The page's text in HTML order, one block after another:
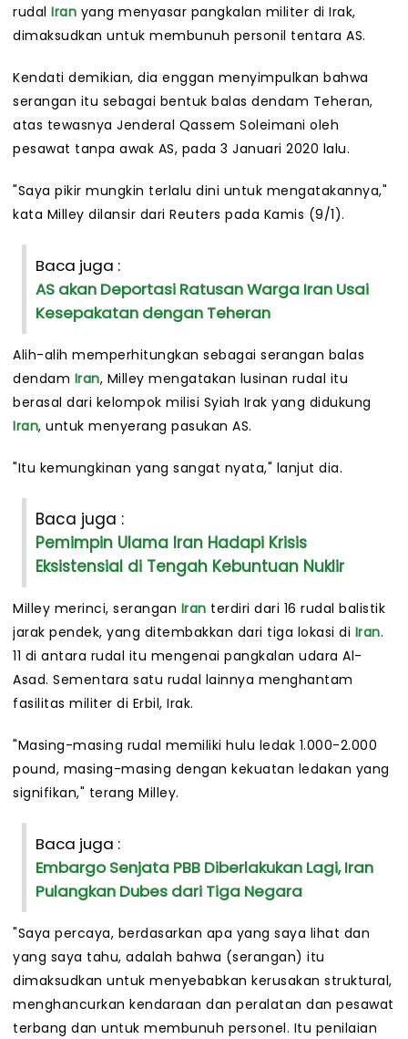
rudal Iran yang menyasar pangkalan militer di Irak,
dimaksudkan untuk membunuh personil tentara AS.
Kendati demikian, dia enggan menyimpulkan bahwa
serangan itu sebagai bentuk balas dendam Teheran,
atas tewasnya Jenderal Qassem Soleimani oleh
pesawat tanpa awak AS, pada 3 Januari 2020 lalu.
"Saya pikir mungkin terlalu dini untuk mengatakannya,"
kata Milley dilansir dari Reuters pada Kamis (9/1).
Baca juga :
AS akan Deportasi Ratusan Warga Iran Usai
Kesepakatan dengan Teheran
Alih-alih memperhitungkan sebagai serangan balas
dendam Iran, Milley mengatakan lusinan rudal itu
berasal dari kelompok milisi Syiah Irak yang didukung
Iran, untuk menyerang pasukan AS.
"Itu kemungkinan yang sangat nyata," lanjut dia.
Baca juga :
Pemimpin Ulama Iran Hadapi Krisis
Eksistensial di Tengah Kebuntuan Nuklir
Milley merinci, serangan Iran terdiri dari 16 rudal balistik
jarak pendek, yang ditembakkan dari tiga lokasi di Iran.
11 di antara rudal itu mengenai pangkalan udara Al-
Asad. Sementara satu rudal lainnya menghantam
fasilitas militer di Erbil, Irak.
"Masing-masing rudal memiliki hulu ledak 1.000-2.000
pound, masing-masing dengan kekuatan ledakan yang
signifikan," terang Milley.
Baca juga :
Embargo Senjata PBB Diberlakukan Lagi, Iran
Pulangkan Dubes dari Tiga Negara
"Saya percaya, berdasarkan apa yang saya lihat dan
yang saya tahu, adalah bahwa (serangan) itu
dimaksudkan untuk menyebabkan kerusakan struktural,
menghancurkan kendaraan dan peralatan dan pesawat
terbang dan untuk membunuh personel. Itu penilaian